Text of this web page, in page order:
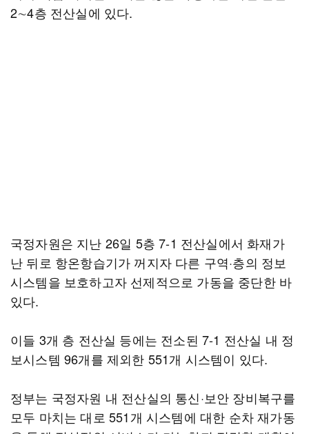
2∼4층 전산실에 있다.
국정자원은 지난 26일 5층 7-1 전산실에서 화재가
난 뒤로 항온항습기가 꺼지자 다른 구역·층의 정보
시스템을 보호하고자 선제적으로 가동을 중단한 바
있다.
이들 3개 층 전산실 등에는 전소된 7-1 전산실 내 정
보시스템 96개를 제외한 551개 시스템이 있다.
정부는 국정자원 내 전산실의 통신·보안 장비복구를
모두 마치는 대로 551개 시스템에 대한 순차 재가동